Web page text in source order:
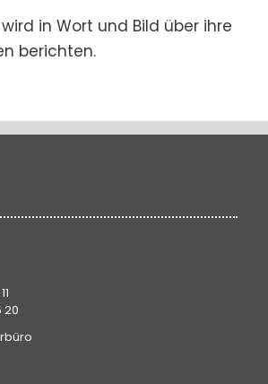
in Wort und Bild über ihre
berichten.
20